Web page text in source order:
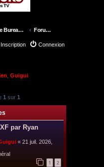
Le Bureau des X-Files Forum Mythologie
Connexion
Inscription
Guigui
1 sur 1
par Ryan
« 21 juil. 2026,
1 2